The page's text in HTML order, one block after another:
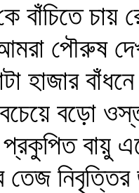
বাঁচিতে
পৌরুষ
হাজার
বড়ো
বায়ু
তেজ